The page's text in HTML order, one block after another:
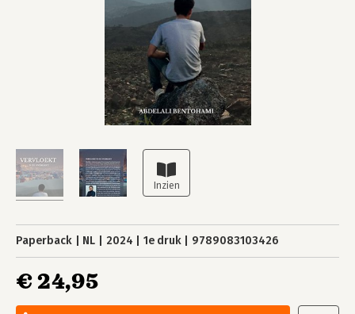
Paperback NL 2024 1e druk 9789083103426
€ 24,95